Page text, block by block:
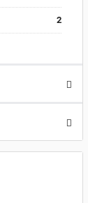
2